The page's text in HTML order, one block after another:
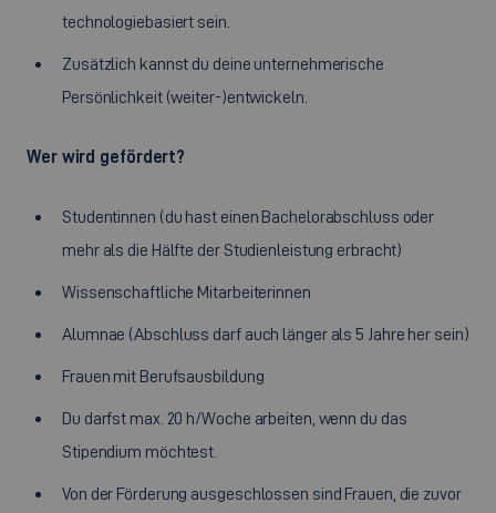
technologiebasiert sein.
Zusätzlich kannst du deine unternehmerische
Persönlichkeit (weiter-)entwickeln.
Wer wird gefördert?
Studentinnen (du hast einen Bachelorabschluss oder
mehr als die Hälfte der Studienleistung erbracht)
Wissenschaftliche Mitarbeiterinnen
Alumnae (Abschluss darf auch länger als 5 Jahre her sein)
Frauen mit Berufsausbildung
Du darfst max. 20 h/Woche arbeiten, wenn du das
Stipendium möchtest.
Von der Förderung ausgeschlossen sind Frauen, die zuvor